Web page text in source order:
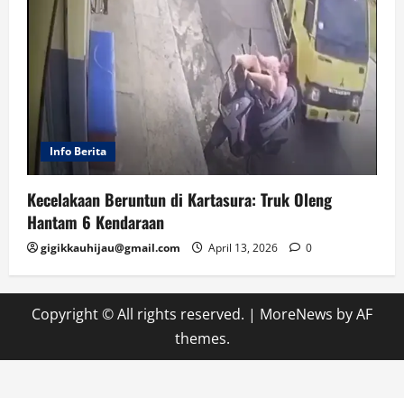
Info Berita
Kecelakaan Beruntun di Kartasura: Truk Oleng
Hantam 6 Kendaraan
gigikkauhijau@gmail.com April 13, 2026 0
Copyright © All rights reserved. | MoreNews by AF
themes.